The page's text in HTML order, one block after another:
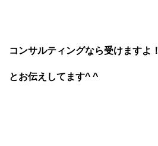
コンサルティングなら受けますよ！
とお伝えしてます^ ^